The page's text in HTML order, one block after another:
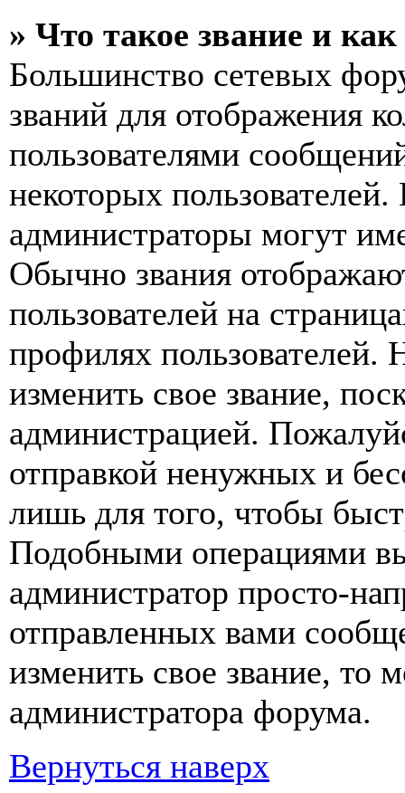
» Что такое звание и
Большинство сетевых
званий для отображения
пользователями
некоторых
администраторы могут
Обычно звания
пользователей на
профилях
изменить свое звание,
администрацией.
отправкой ненужных и
лишь для того, чтобы
Подобными операциями
администратор просто-
отправленных вами
изменить свое звание, то
администратора форума.
Вернуться наверх